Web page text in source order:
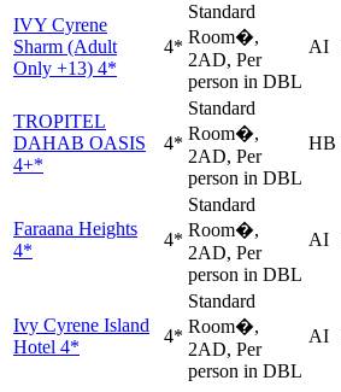
IVY Cyrene
Sharm (Adult
Only +13) 4*
4*
Standard
Room�,
2AD, Per
person in DBL
AI
TROPITEL
DAHAB OASIS
4+*
4*
Standard
Room�,
2AD, Per
person in DBL
HB
Faraana Heights
4*
4*
Standard
Room�,
2AD, Per
person in DBL
AI
Ivy Cyrene Island
Hotel 4*
4*
Standard
Room�,
2AD, Per
person in DBL
AI